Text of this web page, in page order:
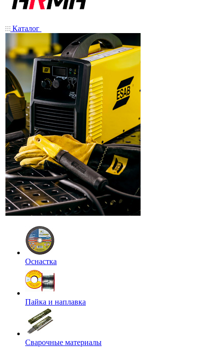
Каталог
Оснастка
Пайка и наплавка
Сварочные материалы